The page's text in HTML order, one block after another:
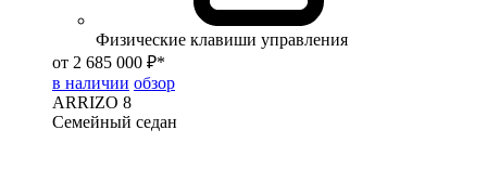
Физические клавиши управления
от 2 685 000 ₽*
в наличии обзор
ARRIZO 8
Семейный седан